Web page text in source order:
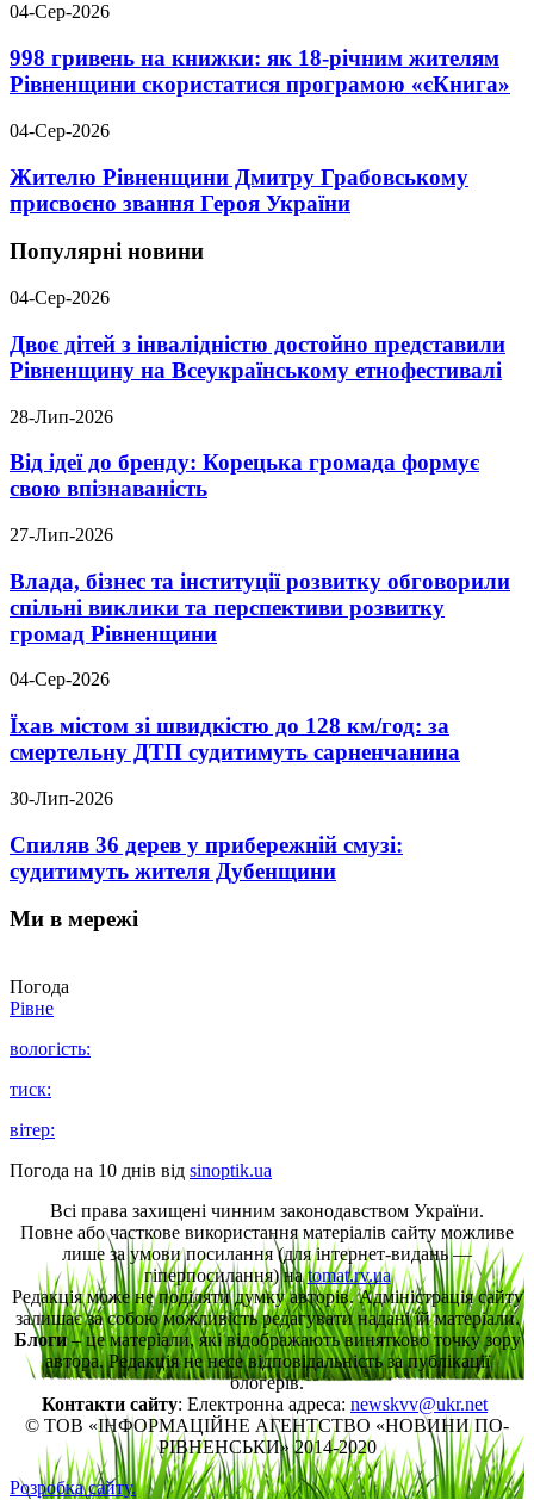
04-Сер-2026
998 гривень на книжки: як 18-річним жителям
Рівненщини скористатися програмою «єКнига»
04-Сер-2026
Жителю Рівненщини Дмитру Грабовському
присвоєно звання Героя України
Популярні новини
04-Сер-2026
Двоє дітей з інвалідністю достойно представили
Рівненщину на Всеукраїнському етнофестивалі
28-Лип-2026
Від ідеї до бренду: Корецька громада формує
свою впізнаваність
27-Лип-2026
Влада, бізнес та інституції розвитку обговорили
спільні виклики та перспективи розвитку
громад Рівненщини
04-Сер-2026
Їхав містом зі швидкістю до 128 км/год: за
смертельну ДТП судитимуть сарненчанина
30-Лип-2026
Спиляв 36 дерев у прибережній смузі:
судитимуть жителя Дубенщини
Ми в мережі
Погода
Рівне
вологість:
тиск:
вітер:
Погода на 10 днів від sinoptik.ua
Всі права захищені чинним законодавством України.
Повне або часткове використання матеріалів сайту можливе
лише за умови посилання (для інтернет-видань —
гіперпосилання) наtomat.rv.ua
Редакція може не поділяти думку авторів. Адміністрація сайту
залишає за собою можливість редагувати надані їй матеріали.
Блоги– це матеріали, які відображають винятково точку зору
автора. Редакція не несе відповідальність за публікації
блогерів.
Контакти сайту: Електронна адреса: newskvv@ukr.net
© ТОВ «ІНФОРМАЦІЙНЕ АГЕНТСТВО «НОВИНИ ПО-
РІВНЕНСЬКИ» 2014-2020
Розробка сайту.